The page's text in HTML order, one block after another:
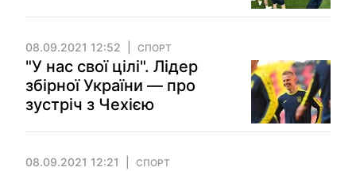
08.09.2021 12:52 СПОРТ
"У нас свої цілі". Лідер
збірної України — про
зустріч з Чехією
08.09.2021 12:21 СПОРТ